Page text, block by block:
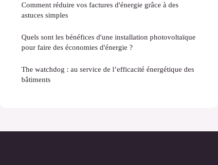
Comment réduire vos factures d'énergie grâce à des
astuces simples
Quels sont les bénéfices d'une installation photovoltaïque
pour faire des économies d'énergie ?
The watchdog : au service de l’efficacité énergétique des
bâtiments